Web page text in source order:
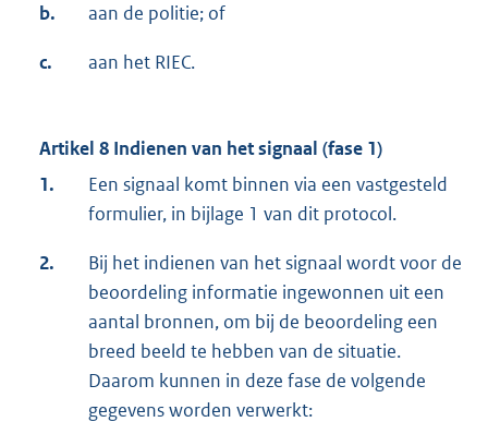
b. aan de politie; of
c. aan het RIEC.
Artikel 8 Indienen van het signaal (fase 1)
1.
Een signaal komt binnen via een vastgesteld
formulier, in bijlage 1 van dit protocol.
2.
Bij het indienen van het signaal wordt voor de
beoordeling informatie ingewonnen uit een
aantal bronnen, om bij de beoordeling een
breed beeld te hebben van de situatie.
Daarom kunnen in deze fase de volgende
gegevens worden verwerkt: